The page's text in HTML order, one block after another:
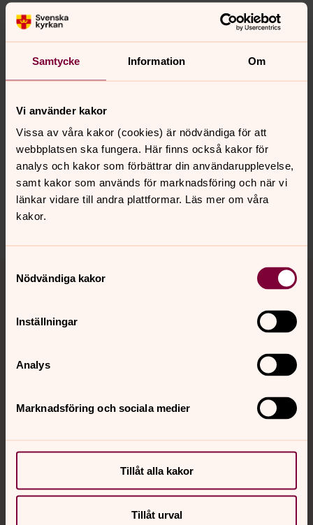
Samtycke Information Om
Vi använder kakor
Vissa av våra kakor (cookies) är nödvändiga för att
webbplatsen ska fungera. Här finns också kakor för
analys och kakor som förbättrar din användarupplevelse,
samt kakor som används för marknadsföring och när vi
länkar vidare till andra plattformar. Läs mer om våra
kakor.
Nödvändiga kakor
Inställningar
Analys
Marknadsföring och sociala medier
Tillåt alla kakor
Tillåt urval
Skicka anmälan till konfirmation
Senast ändrad 23 juli 2024
Synpunkter eller frågor på sidans
innehåll?
ydre.pastorat@svenskakyrkan.se
Dela
Hitta snabbt
Sociala kanaler